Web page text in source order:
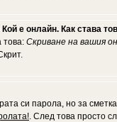
е онлайн. Как става
това: Скриване на вашия
си парола, но за
. След това просто